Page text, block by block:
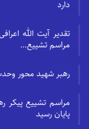
دارد
تقدیر آیت الله
مراسم تشییع…
رهبر شهید محور
مراسم تشییع پیکر
پایان رسید